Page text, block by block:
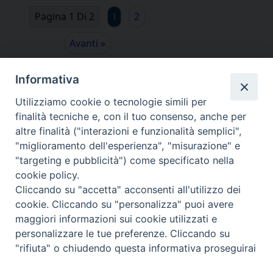
Pagina 1 Di 2 1
2
Avanti »
via Amedeo Rossi, 28 - 12100 Cuneo
segreteriagenerale@diocesicuneofossano.it
c.f. 96017380047
Informativa
Utilizziamo cookie o tecnologie simili per
finalità tecniche e, con il tuo consenso, anche per
altre finalità ("interazioni e funzionalità semplici",
"miglioramento dell'esperienza", "misurazione" e
"targeting e pubblicità") come specificato nella
cookie policy.
Cliccando su "accetta" acconsenti all'utilizzo dei
cookie. Cliccando su "personalizza" puoi avere
maggiori informazioni sui cookie utilizzati e
personalizzare le tue preferenze. Cliccando su
"rifiuta" o chiudendo questa informativa proseguirai